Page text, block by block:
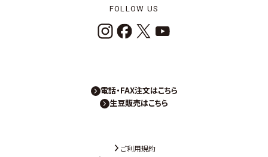
FOLLOW US
電話・FAX注文はこちら
生豆販売はこちら
ご利用規約